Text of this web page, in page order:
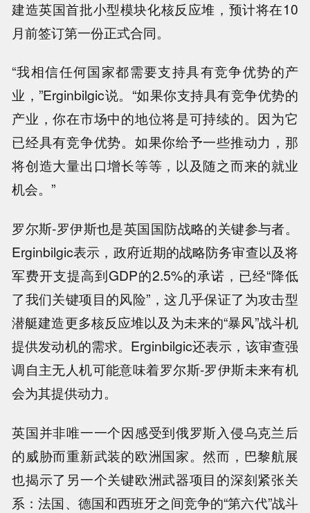
建造英国首批小型模块化核反应堆，预计将在10
月前签订第一份正式合同。
“我相信任何国家都需要支持具有竞争优势的产
业，”Erginbilgic说。“如果你支持具有竞争优势的
产业，你在市场中的地位将是可持续的。因为它
已经具有竞争优势。如果你给予一些推动力，那
将创造大量出口增长等等，以及随之而来的就业
机会。”
罗尔斯-罗伊斯也是英国国防战略的关键参与者。
Erginbilgic表示，政府近期的战略防务审查以及将
军费开支提高到GDP的2.5%的承诺，已经“降低
了我们关键项目的风险”，这几乎保证了为攻击型
潜艇建造更多核反应堆以及为未来的“暴风”战斗机
提供发动机的需求。Erginbilgic还表示，该审查强
调自主无人机可能意味着罗尔斯-罗伊斯未来有机
会为其提供动力。
英国并非唯一一个因感受到俄罗斯入侵乌克兰后
的威胁而重新武装的欧洲国家。然而，巴黎航展
也揭示了另一个关键欧洲武器项目的深刻紧张关
系：法国、德国和西班牙之间竞争的“第六代”战斗